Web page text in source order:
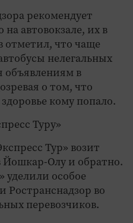
рекомендует
автовокзале, их в
отметил, что чаще
нелегальных
объявлениям в
о том, что
кому попало.
Туру»
Тур» возит
Йошкар-Олу и обратно.
уделили особое
во
перевозчиков.